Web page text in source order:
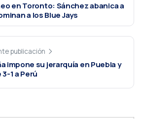
en Toronto: Sánchez abanica a
a los Blue Jays
publicación
impone su jerarquía en Puebla y
1 a Perú